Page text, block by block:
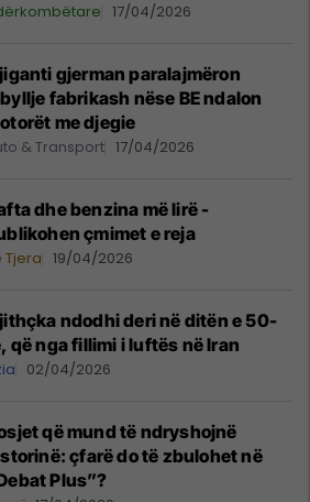
17/04/2026
gjerman paralajmëron
fabrikash nëse BE ndalon
me djegie
& Transport 17/04/2026
dhe benzina më lirë -
çmimet e reja
Tjera 19/04/2026
ndodhi deri në ditën e 50-
që nga fillimi i luftës në Iran
02/04/2026
që mund të ndryshojnë
çfarë do të zbulohet në
Plus”?